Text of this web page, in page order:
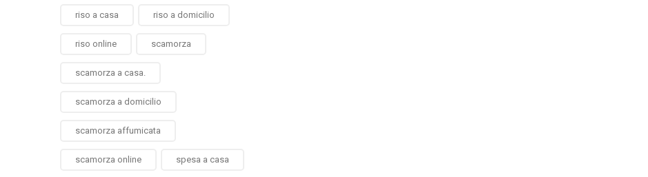
riso a casa riso a domicilio
riso online scamorza
scamorza a casa.
scamorza a domicilio
scamorza affumicata
scamorza online spesa a casa